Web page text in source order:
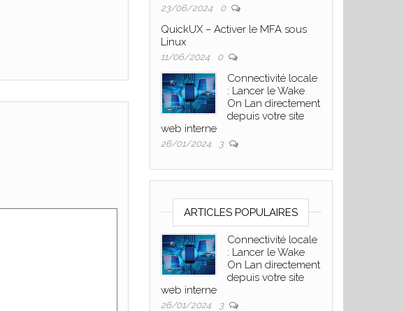
23/06/2024 0
QuickUX – Activer le MFA sous
Linux
11/06/2024 0
Connectivité locale
: Lancer le Wake
On Lan directement
depuis votre site
web interne
26/01/2024 3
ARTICLES POPULAIRES
Connectivité locale
: Lancer le Wake
On Lan directement
depuis votre site
web interne
26/01/2024 3